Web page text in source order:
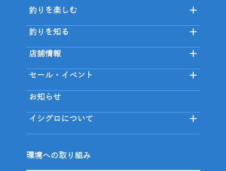
釣りを楽しむ
釣りを知る
店舗情報
セール・イベント
お知らせ
イシグロについて
環境への取り組み